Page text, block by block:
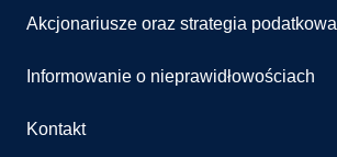
Akcjonariusze oraz strategia podatkowa
Informowanie o nieprawidłowościach
Kontakt